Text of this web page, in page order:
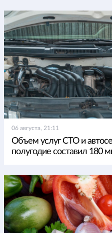
06 августа, 21:11
Объем услуг СТО и
полугодие составил 180